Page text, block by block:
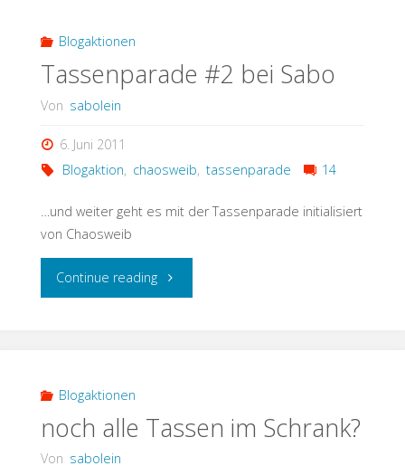
Blogaktionen
Tassenparade #2 bei Sabo
Von sabolein
6. Juni 2011
Blogaktion, chaosweib, tassenparade 14
…und weiter geht es mit der Tassenparade initialisiert
von Chaosweib
Continue reading"Tassenparade
Blogaktionen
noch alle Tassen im Schrank?
Von sabolein